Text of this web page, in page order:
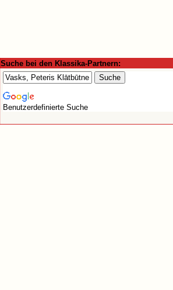
Suche bei den Klassika-Partnern:
Benutzerdefinierte Suche